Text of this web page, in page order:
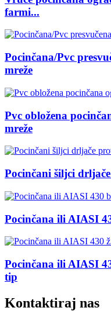
farmi...
Pocinčana/Pvc
mreže
Pvc obložena
mreže
Pocinčani šiljci
Pocinčana ili AIASI
Pocinčana ili AIASI
tip
Kontaktiraj nas